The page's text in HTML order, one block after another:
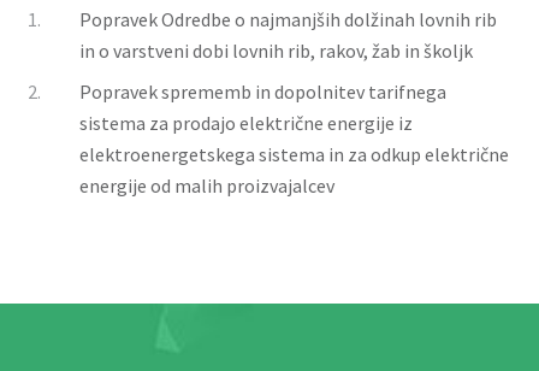
1.
Popravek Odredbe o najmanjših dolžinah lovnih rib
in o varstveni dobi lovnih rib, rakov, žab in školjk
2.
Popravek sprememb in dopolnitev tarifnega
sistema za prodajo električne energije iz
elektroenergetskega sistema in za odkup električne
energije od malih proizvajalcev